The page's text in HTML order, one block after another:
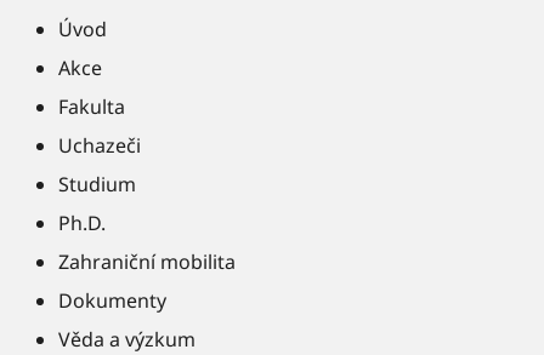
Úvod
Akce
Fakulta
Uchazeči
Studium
Ph.D.
Zahraniční mobilita
Dokumenty
Věda a výzkum